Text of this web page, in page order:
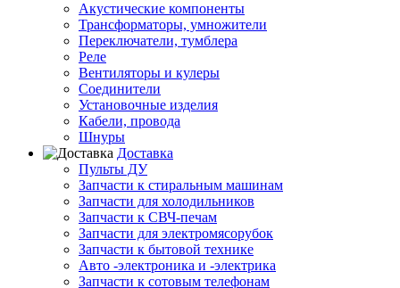
Акустические компоненты
Трансформаторы, умножители
Переключатели, тумблера
Реле
Вентиляторы и кулеры
Соединители
Установочные изделия
Кабели, провода
Шнуры
Доставка
Пульты ДУ
Запчасти к стиральным машинам
Запчасти для холодильников
Запчасти к СВЧ-печам
Запчасти для электромясорубок
Запчасти к бытовой технике
Авто -электроника и -электрика
Запчасти к сотовым телефонам